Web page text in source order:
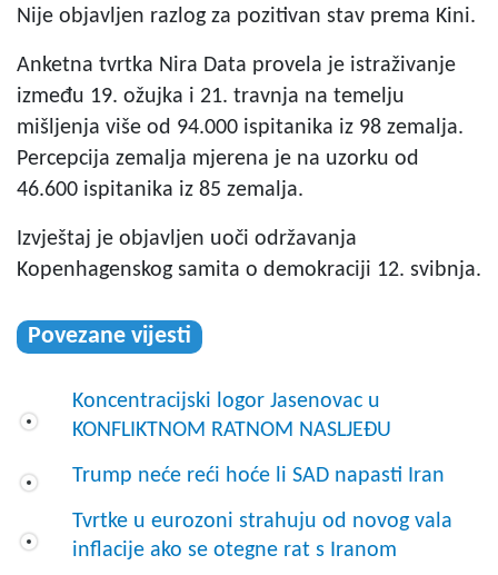
Nije objavljen razlog za pozitivan stav prema Kini.
Anketna tvrtka Nira Data provela je istraživanje
između 19. ožujka i 21. travnja na temelju
mišljenja više od 94.000 ispitanika iz 98 zemalja.
Percepcija zemalja mjerena je na uzorku od
46.600 ispitanika iz 85 zemalja.
Izvještaj je objavljen uoči održavanja
Kopenhagenskog samita o demokraciji 12. svibnja.
Povezane vijesti
Koncentracijski logor Jasenovac u
KONFLIKTNOM RATNOM NASLJEĐU
Trump neće reći hoće li SAD napasti Iran
Tvrtke u eurozoni strahuju od novog vala
inflacije ako se otegne rat s Iranom